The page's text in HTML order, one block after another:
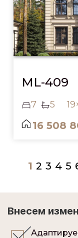
ML-409
7 5
16 508
1 2 3 4 5
Внесем